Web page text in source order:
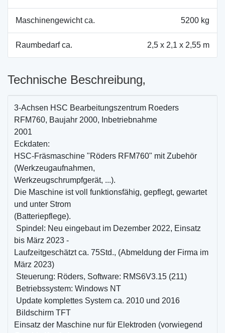
Maschinengewicht ca. 5200 kg
Raumbedarf ca. 2,5 x 2,1 x 2,55 m
Technische Beschreibung‚
3-Achsen HSC Bearbeitungszentrum Roeders
RFM760, Baujahr 2000, Inbetriebnahme
2001
Eckdaten:
HSC-Fräsmaschine "Röders RFM760" mit Zubehör
(Werkzeugaufnahmen,
Werkzeugschrumpfgerät, ...).
Die Maschine ist voll funktionsfähig, gepflegt, gewartet
und unter Strom
(Batteriepflege).
 Spindel: Neu eingebaut im Dezember 2022, Einsatz
bis März 2023 -
Laufzeitgeschätzt ca. 75Std., (Abmeldung der Firma im
März 2023)
 Steuerung: Röders, Software: RMS6V3.15 (211)
 Betriebssystem: Windows NT
 Update komplettes System ca. 2010 und 2016
 Bildschirm TFT
Einsatz der Maschine nur für Elektroden (vorwiegend